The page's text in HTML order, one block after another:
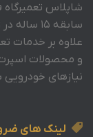
شاپلاس
سابقه
علاوه بر خدمات
و محصولات اسپرت
نیازهای
لینک های